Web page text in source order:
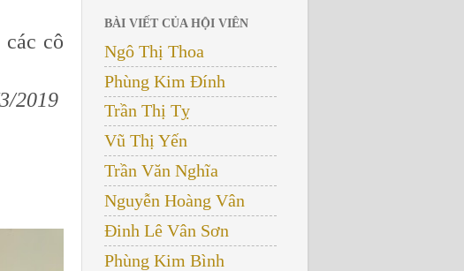
cô
2019
BÀI VIẾT CỦA HỘI VIÊN
Ngô Thị Thoa
Phùng Kim Đính
Trần Thị Tỵ
Vũ Thị Yến
Trần Văn Nghĩa
Nguyễn Hoàng Vân
Đinh Lê Vân Sơn
Phùng Kim Bình